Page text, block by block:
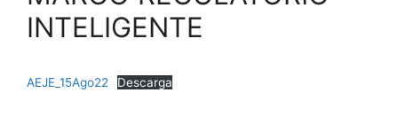
INTELIGENTE
AEJE_15Ago22 Descarga